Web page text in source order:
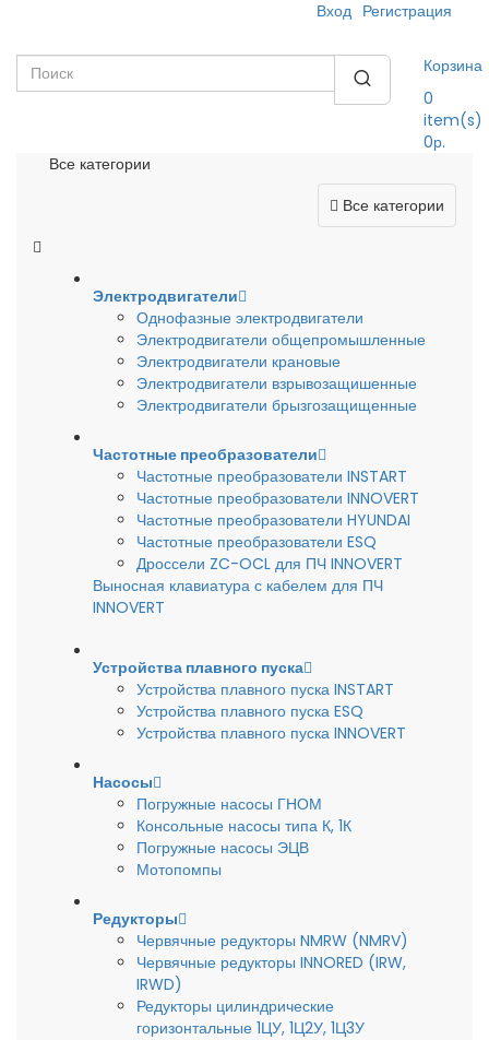
Вход Регистрация
Корзина
0
item(s)
0р.
Все категории
Все категории
Электродвигатели
Однофазные электродвигатели
Электродвигатели общепромышленные
Электродвигатели крановые
Электродвигатели взрывозащишенные
Электродвигатели брызгозащищенные
Частотные преобразователи
Частотные преобразователи INSTART
Частотные преобразователи INNOVERT
Частотные преобразователи HYUNDAI
Частотные преобразователи ESQ
Дроссели ZC-OCL для ПЧ INNOVERT
Выносная клавиатура с кабелем для ПЧ
INNOVERT
Устройства плавного пуска
Устройства плавного пуска INSTART
Устройства плавного пуска ESQ
Устройства плавного пуска INNOVERT
Насосы
Погружные насосы ГНОМ
Консольные насосы типа К, 1К
Погружные насосы ЭЦВ
Мотопомпы
Редукторы
Червячные редукторы NMRW (NMRV)
Червячные редукторы INNORED (IRW,
IRWD)
Редукторы цилиндрические
горизонтальные 1ЦУ, 1Ц2У, 1Ц3У